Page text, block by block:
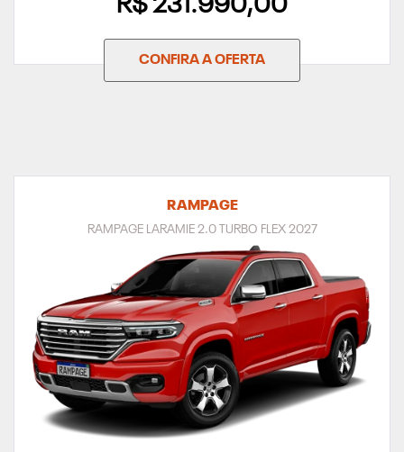
R$ 231.990,00
CONFIRA A OFERTA
RAMPAGE
RAMPAGE LARAMIE 2.0 TURBO FLEX 2027